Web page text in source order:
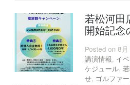
若松河田
開始記念
Posted on 8
講演情報, イ
ケジュール,
せ, ゴルファ